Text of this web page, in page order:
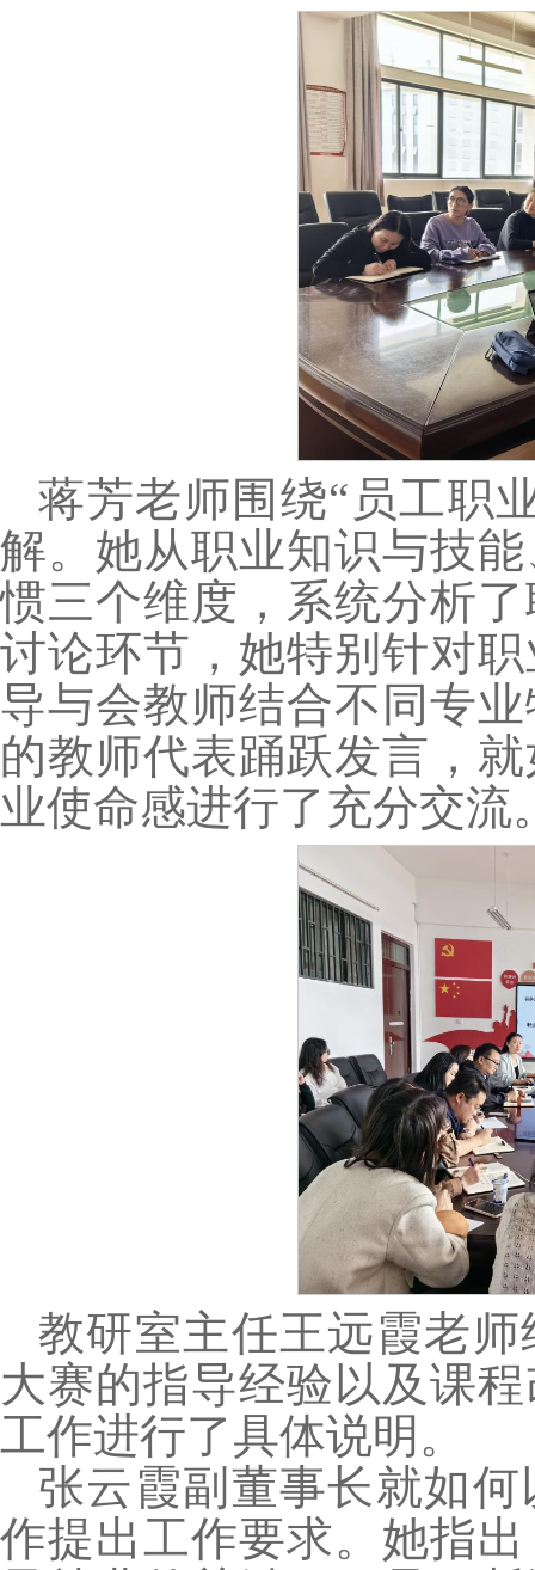
蒋芳老师围绕“员工职
解。她从职业知识与技
惯三个维度，系统分析
讨论环节，她特别针对
导与会教师结合不同专
的教师代表踊跃发言，
业使命感进行了充分交流
教研室主任王远霞老
大赛的指导经验以及课
工作进行了具体说明。
张云霞副董事长就如
作提出工作要求。她指